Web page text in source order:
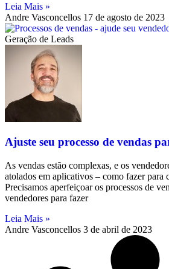
Leia Mais »
Andre Vasconcellos 17 de agosto de 2023
Geração de Leads
Ajuste seu processo de vendas
As vendas estão complexas, e os
atolados em aplicativos – como fazer para
Precisamos aperfeiçoar os processos de
vendedores para fazer
Leia Mais »
Andre Vasconcellos 3 de abril de 2023